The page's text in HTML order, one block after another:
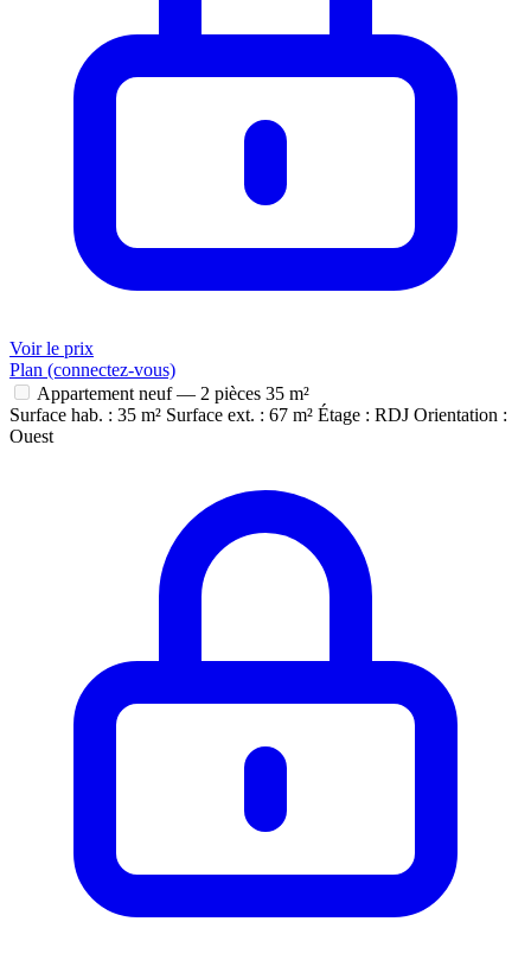
Voir le prix
Plan (connectez-vous)
Appartement neuf — 2 pièces 35 m²
Surface hab. : 35 m² Surface ext. : 67 m² Étage : RDJ Orientation :
Ouest